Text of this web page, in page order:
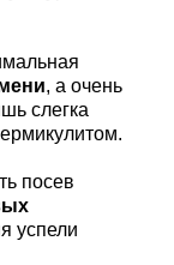
, а очень
слегка
посев
успели